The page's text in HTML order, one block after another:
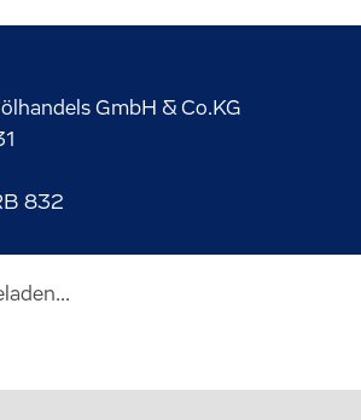
GmbH & Co.KG
832